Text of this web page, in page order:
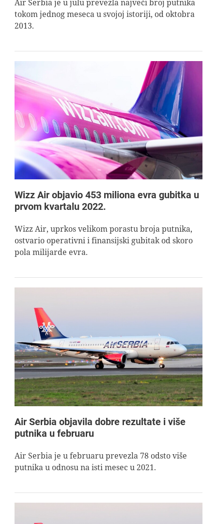
Air Serbia je u julu prevezla najveći broj putnika
tokom jednog meseca u svojoj istoriji, od oktobra
2013.
Wizz Air objavio 453 miliona evra gubitka u
prvom kvartalu 2022.
Wizz Air, uprkos velikom porastu broja putnika,
ostvario operativni i finansijski gubitak od skoro
pola milijarde evra.
Air Serbia objavila dobre rezultate i više
putnika u februaru
Air Serbia je u februaru prevezla 78 odsto više
putnika u odnosu na isti mesec u 2021.